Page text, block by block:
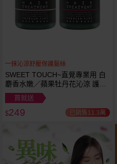
一抹沁涼舒壓保護髮絲
SWEET TOUCH~直覺專業用 白
麝香水嫩／蘋果牡丹花沁涼 護髮
膜(1000ml) 款式可選 全新包裝
買就送
$249 已銷售11.3萬